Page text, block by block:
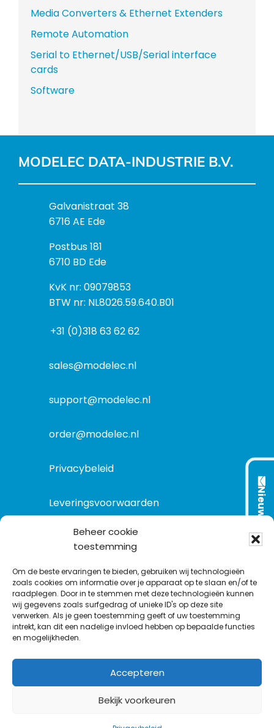
Beheer cookie
toestemming
Om de beste ervaringen te bieden, gebruiken wij technologieën
zoals cookies om informatie over je apparaat op te slaan en/of te
raadplegen. Door in te stemmen met deze technologieën kunnen
wij gegevens zoals surfgedrag of unieke ID's op deze site
verwerken. Als je geen toestemming geeft of uw toestemming
intrekt, kan dit een nadelige invloed hebben op bepaalde functies
en mogelijkheden.
Accepteren
Bekijk voorkeuren
Media Converters & Ethernet Extenders
Remote Automation
Serial to Ethernet/USB/Serial interface
cards
Software
MODELEC DATA-INDUSTRIE B.V.
B
e
o
e
k
a
r
Galvanistraat 38
6716 AE Ede
P
o
t
a
s
Postbus 181
6710 BD Ede
I
n
o
m
KvK nr: 09079853
BTW nr: NL8026.59.640.B01
+31 (0)318 63 62 62
sales@modelec.nl
support@modelec.nl
order@modelec.nl
Privacybeleid
Leveringsvoorwaarden
L
i
n
e
T
w
i
t
F
a
c
b
o
o
k
Y
o
u
u
b
C
o
n
a
Nieuwsbrief